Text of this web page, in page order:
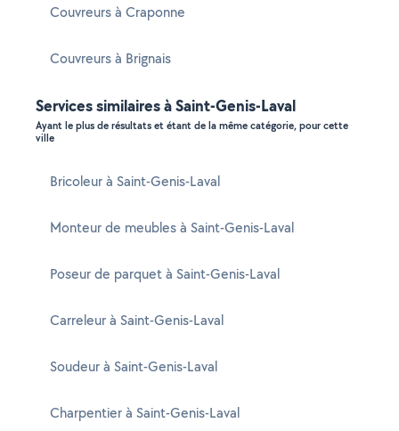
Couvreurs à Craponne
Couvreurs à Brignais
Services similaires à Saint-Genis-Laval
Ayant le plus de résultats et étant de la même catégorie, pour cette
ville
Bricoleur à Saint-Genis-Laval
Monteur de meubles à Saint-Genis-Laval
Poseur de parquet à Saint-Genis-Laval
Carreleur à Saint-Genis-Laval
Soudeur à Saint-Genis-Laval
Charpentier à Saint-Genis-Laval